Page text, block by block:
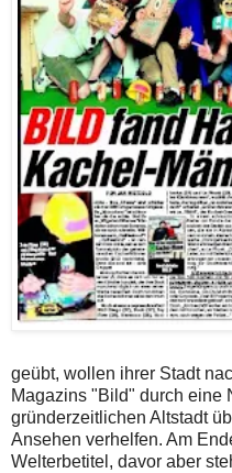
geübt, wollen ihrer Stadt
Magazins "Bild" durch eine
gründerzeitlichen Altstadt
Ansehen verhelfen. Am
Welterbetitel, davor aber